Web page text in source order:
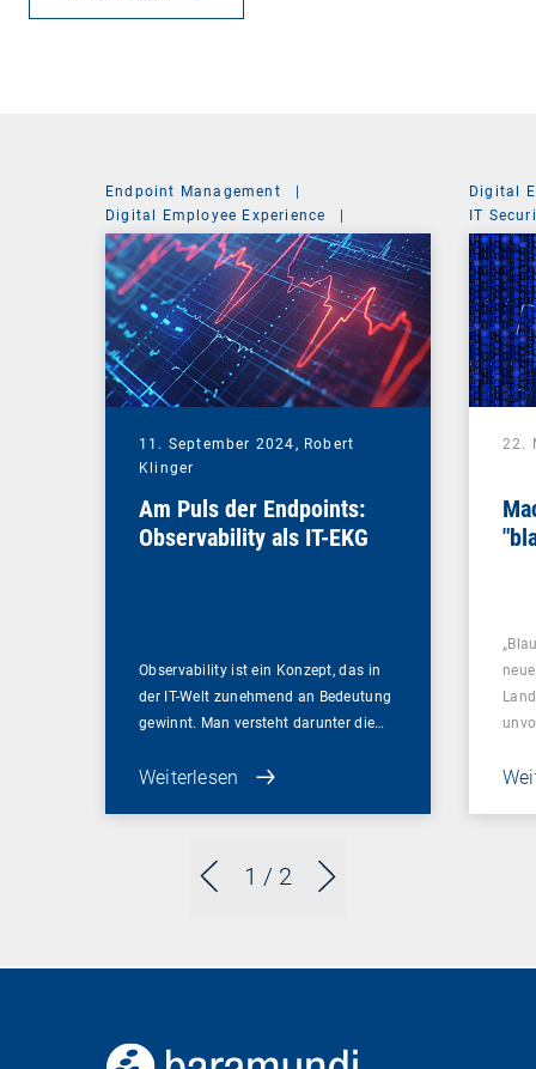
1 / 2
Endpoint Management
|
Digital Employee Experience
|
Management Suite
11. September 2024, Robert
Klinger
Am Puls der Endpoints:
Observability als IT-EKG
Observability ist ein Konzept, das in
der IT-Welt zunehmend an Bedeutung
gewinnt. Man versteht darunter die…
Weiterlesen
Digital
IT
22.